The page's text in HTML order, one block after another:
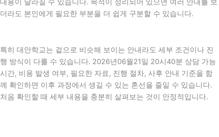
내용이 달라질 수 있습니다. 목적이 정리되어 있으면 여러 안내를 보
더라도 본인에게 필요한 부분을 더 쉽게 구분할 수 있습니다.
특히 대안학교는 겉으로 비슷해 보이는 안내라도 세부 조건이나 진
행 방식이 다를 수 있습니다. 2026년06월21일 20시40분 상담 가능
시간, 비용 발생 여부, 필요한 자료, 진행 절차, 사후 안내 기준을 함
께 확인하면 이후 과정에서 생길 수 있는 혼선을 줄일 수 있습니다.
처음 확인할 때 세부 내용을 충분히 살펴보는 것이 안정적입니다.